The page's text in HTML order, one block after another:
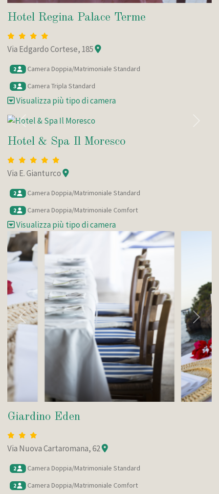
Hotel Regina Palace Terme
Via Edgardo Cortese, 185
2 Camera Doppia/Matrimoniale Standard
3 Camera Tripla Standard
Visualizza più tipo di camera
Indietro
Hotel & Spa Il Moresco
Via E. Gianturco
2 Camera Doppia/Matrimoniale Standard
2 Camera Doppia/Matrimoniale Comfort
Visualizza più tipo di camera
Indietro Avanti
Giardino Eden
Via Nuova Cartaromana, 62
2 Camera Doppia/Matrimoniale Standard
2 Camera Doppia/Matrimoniale Comfort